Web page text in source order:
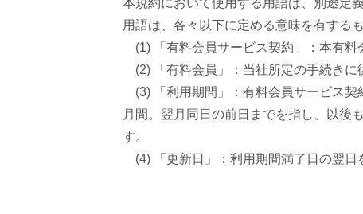
本規約において使用する用語は、別途定
用語は、各々以下に定める意味を有する
(1) 「有料会員サービス契約」：本有料
(2) 「有料会員」：当社所定の手続きに
(3) 「利用期間」：有料会員サービス契
月間。翌月同日の前日までを指し、以後
す。
(4) 「更新日」：利用期間満了日の翌日